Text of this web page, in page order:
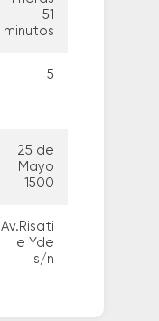
51
minutos
5
25 de
Mayo
1500
Av.Risati
e Yde
s/n